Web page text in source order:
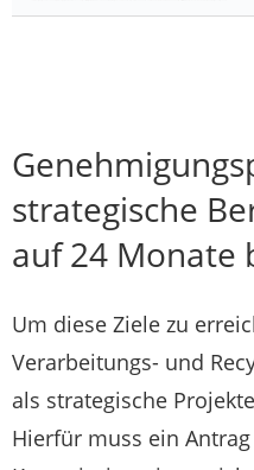
strategische
auf 24 Monate
Um diese Ziele zu
Verarbeitungs- und
als strategische
Hierfür muss ein